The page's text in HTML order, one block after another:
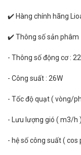
✔️ Hàng chính hãng
✔️ Thông số sản phâm
- Thông số động cơ :
- Công suất : 26W
- Tốc độ quạt ( vòng/
- Lưu lượng gió ( m3/h
- hệ số công suất ( cos